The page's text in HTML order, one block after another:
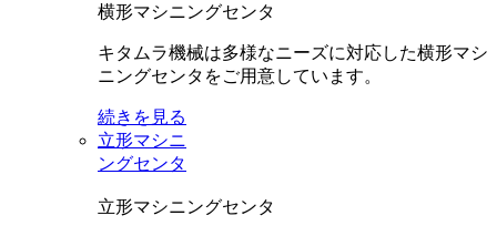
横形マシニングセンタ
キタムラ機械は多様なニーズに対応した横形マシ
ニングセンタをご用意しています。
続きを見る
立形マシニ
ングセンタ
立形マシニングセンタ